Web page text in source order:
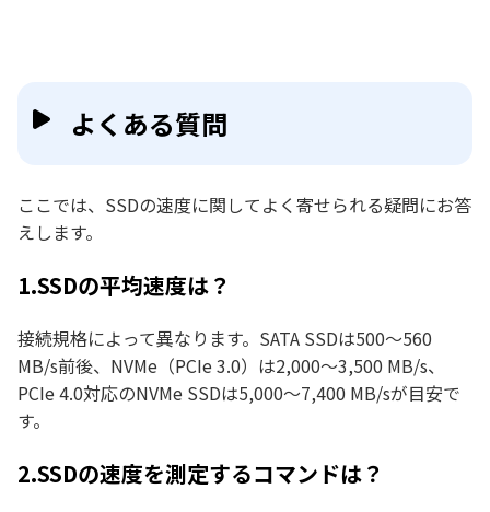
よくある質問
ここでは、SSDの速度に関してよく寄せられる疑問にお答
えします。
1.SSDの平均速度は？
接続規格によって異なります。SATA SSDは500〜560
MB/s前後、NVMe（PCIe 3.0）は2,000〜3,500 MB/s、
PCIe 4.0対応のNVMe SSDは5,000〜7,400 MB/sが目安で
す。
2.SSDの速度を測定するコマンドは？